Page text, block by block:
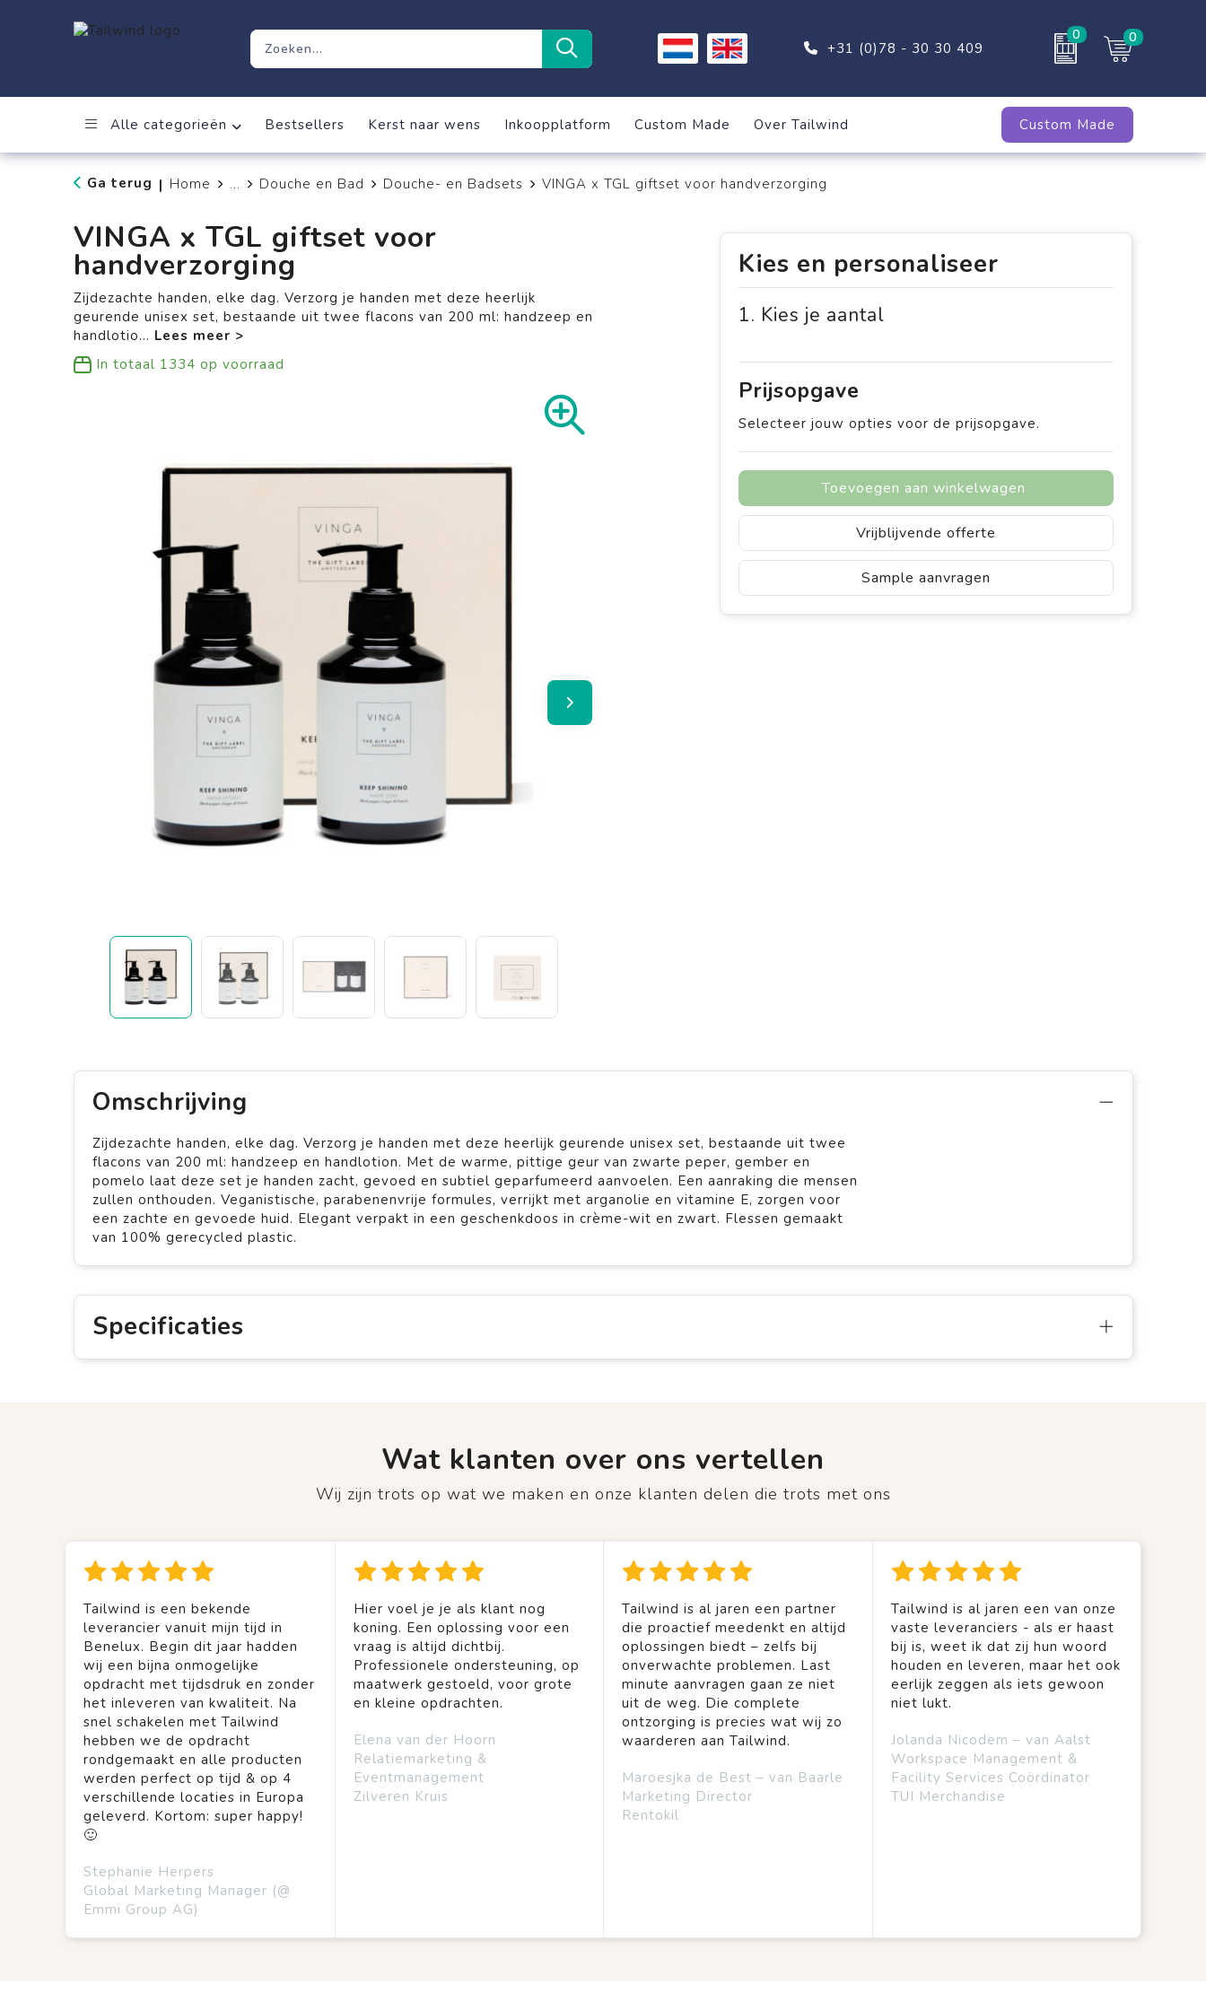
+31 (0)78 - 30 30 409
0 0
Alle categorieën Bestsellers Kerst naar wens Inkoopplatform Custom Made Over Tailwind Custom Made
Ga terug | Home ... Douche en Bad Douche- en Badsets VINGA x TGL giftset voor handverzorging
VINGA x TGL giftset voor
handverzorging
Zijdezachte handen, elke dag. Verzorg je handen met deze heerlijk
geurende unisex set, bestaande uit twee flacons van 200 ml: handzeep en
handlotio...
In totaal 1334 op voorraad
Kies en personaliseer
1. Kies je aantal
Prijsopgave
Selecteer jouw opties voor de prijsopgave.
Toevoegen aan winkelwagen
Vrijblijvende offerte
Sample aanvragen
Omschrijving
Zijdezachte handen, elke dag. Verzorg je handen met deze heerlijk geurende unisex set, bestaande uit twee
flacons van 200 ml: handzeep en handlotion. Met de warme, pittige geur van zwarte peper, gember en
pomelo laat deze set je handen zacht, gevoed en subtiel geparfumeerd aanvoelen. Een aanraking die mensen
zullen onthouden. Veganistische, parabenenvrije formules, verrijkt met arganolie en vitamine E, zorgen voor
een zachte en gevoede huid. Elegant verpakt in een geschenkdoos in crème-wit en zwart. Flessen gemaakt
van 100% gerecycled plastic.
Specificaties
Wat klanten over ons vertellen
Wij zijn trots op wat we maken en onze klanten delen die trots met ons
Tailwind is een bekende
leverancier vanuit mijn tijd in
Benelux. Begin dit jaar hadden
wij een bijna onmogelijke
opdracht met tijdsdruk en zonder
het inleveren van kwaliteit. Na
snel schakelen met Tailwind
hebben we de opdracht
rondgemaakt en alle producten
werden perfect op tijd & op 4
verschillende locaties in Europa
geleverd. Kortom: super happy!
🙂
Stephanie Herpers
Global Marketing Manager (@
Emmi Group AG)
Hier voel je je als klant nog
koning. Een oplossing voor een
vraag is altijd dichtbij.
Professionele ondersteuning, op
maatwerk gestoeld, voor grote
en kleine opdrachten.
Elena van der Hoorn
Relatiemarketing &
Eventmanagement
Zilveren Kruis
Tailwind is al jaren een partner
die proactief meedenkt en altijd
oplossingen biedt – zelfs bij
onverwachte problemen. Last
minute aanvragen gaan ze niet
uit de weg. Die complete
ontzorging is precies wat wij zo
waarderen aan Tailwind.
Maroesjka de Best – van Baarle
Marketing Director
Rentokil
Tailwind is al jaren een van onze
vaste leveranciers - als er haast
bij is, weet ik dat zij hun woord
houden en leveren, maar het ook
eerlijk zeggen als iets gewoon
niet lukt.
Jolanda Nicodem – van Aalst
Workspace Management &
Facility Services Coördinator
TUI Merchandise